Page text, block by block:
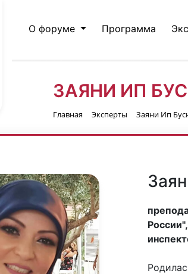
О форуме Программа
ЗАЯНИ ИП
Главная Эксперты Заяни Ип